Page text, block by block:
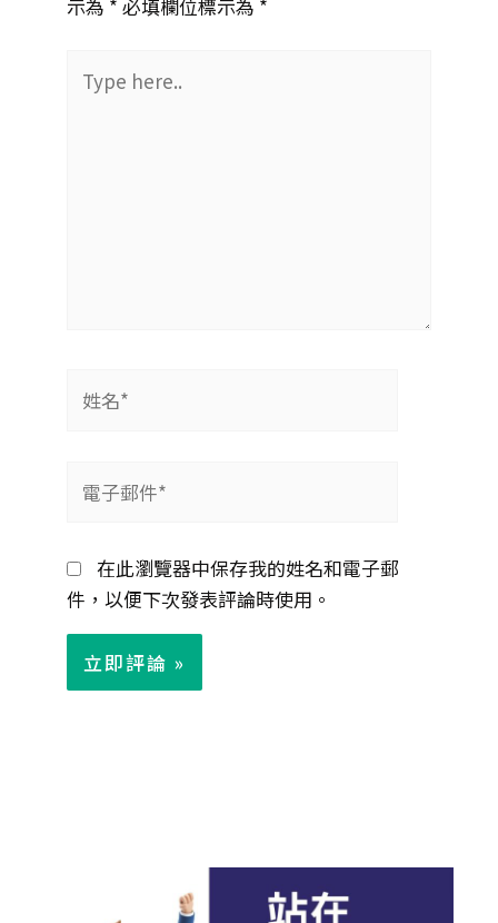
示為 * 必填欄位標示為 *
here..
名
件
*
在此瀏覽器中保存我的姓名和電子郵
件，以便下次發表評論時使用。